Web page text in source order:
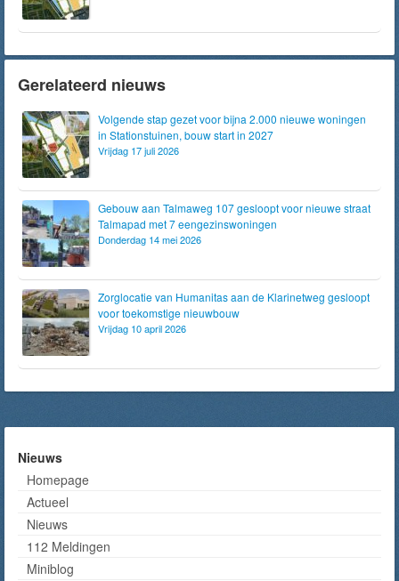
Gerelateerd nieuws
Volgende stap gezet voor bijna 2.000 nieuwe woningen
in Stationstuinen, bouw start in 2027
Vrijdag 17 juli 2026
Gebouw aan Talmaweg 107 gesloopt voor nieuwe straat
Talmapad met 7 eengezinswoningen
Donderdag 14 mei 2026
Zorglocatie van Humanitas aan de Klarinetweg gesloopt
voor toekomstige nieuwbouw
Vrijdag 10 april 2026
Nieuws
Homepage
Actueel
Nieuws
112 Meldingen
Miniblog